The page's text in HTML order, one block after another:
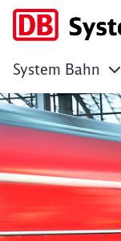
No
System Bahn